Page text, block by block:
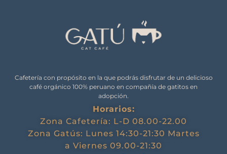
Cafetería con propósito en la que podrás disfrutar de un delicioso
café orgánico 100% peruano en compañía de gatitos en
adopción.
Horarios:
Zona Cafetería: L-D 08.00-22.00
Zona Gatús: Lunes 14:30-21:30 Martes
a Viernes 09.00-21:30